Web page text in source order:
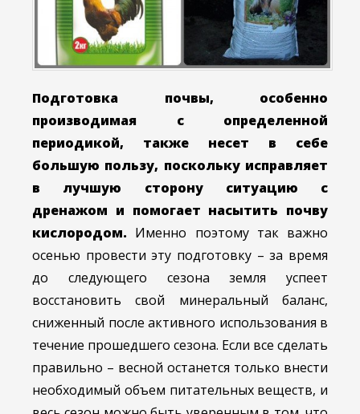
Подготовка почвы, особенно
производимая с определенной
периодикой, также несет в себе
большую пользу, поскольку исправляет
в лучшую сторону ситуацию с
дренажом и помогает насытить почву
кислородом. Именно поэтому так важно
осенью провести эту подготовку – за время
до следующего сезона земля успеет
восстановить свой минеральный баланс,
сниженный после активного использования в
течение прошедшего сезона. Если все сделать
правильно – весной останется только внести
необходимый объем питательных веществ, и